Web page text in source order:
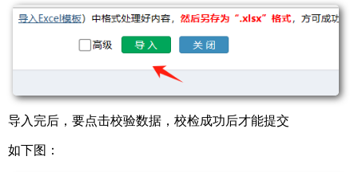
导入完后，要点击校验数据，校检成功后才能提交
如下图：